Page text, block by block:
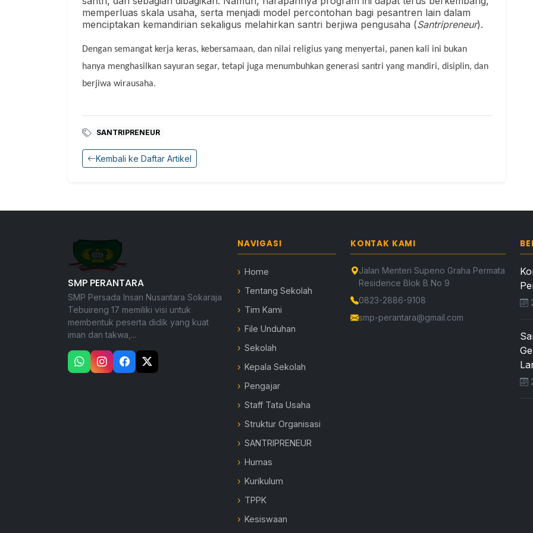
memperluas skala usaha, serta menjadi model percontohan bagi pesantren lain dalam
menciptakan kemandirian sekaligus melahirkan santri berjiwa pengusaha (Santripreneur).
Dengan semangat kerja keras, kebersamaan, dan nilai religius yang menyertai, panen kali ini bukan
hanya menghasilkan sayuran segar, tetapi juga menumbuhkan generasi santri yang mandiri, disiplin, dan
berjiwa wirausaha.
SANTRIPRENEUR
Kembali ke Daftar Artikel
SMP PERANTARA
SMP Persada Insan Nusantara Sokaraja
Tebuireng 17 memiliki visi untuk
membentuk peserta didik yang kuat
iman dan takwa,...
NAVIGASI
Home
Tentang Sekolah
Tim Kami
File Unduhan
Sekolah
Kepala Sekolah
Pengajar
Staff Tata Usaha
Struktur Organisasi
SANTRIPRENEUR
Humas
Kurikulum
TPPK
Kesiswaan
KONTAK KAMI
Jalan Menteri Supeno Graha Permata
Residence Blok B No 9
0823-2886-9108
smp-perantara@gmail.com